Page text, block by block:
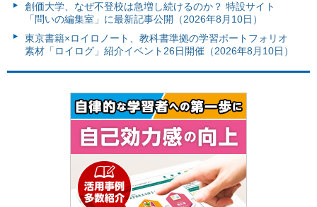
創価大学、なぜ不登校は急増し続けるのか？ 特設サイト
「問いの編集室」に最新記事公開（2026年8月10日）
東京書籍×ロイロノート、教科書準拠の学習ポートフォリオ
素材「ロイログ」紹介イベント26日開催（2026年8月10日）